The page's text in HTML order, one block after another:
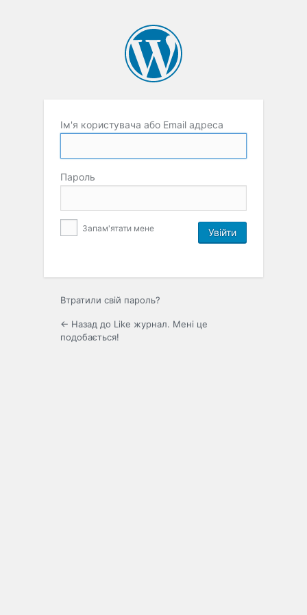
Ім'я користувача або Email адреса
Пароль
Запам'ятати мене
Втратили свій пароль?
← Назад до Like журнал. Мені це
подобається!